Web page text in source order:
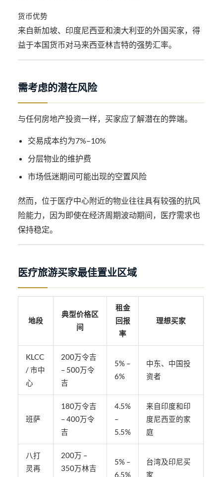
货币优势
来自新加坡、印度尼西亚和澳大利亚的外国买家，得
益于本国货币对马来西亚林吉特的强势汇率。
需考虑的潜在风险
与任何房地产投资一样，买家应了解潜在的弊端。
交易成本约为7%–10%
分层物业的维护费
市场低迷期间可能出现的空置风险
然而，位于医疗中心附近的物业往往具有较强的抗风
险能力，因为即使在经济周期波动期间，医疗需求也
保持稳定。
医疗旅游买家最佳置业区域
地段
典型价格区
间
租金
回报
率
理想买家
KLCC
/ 市中
心
200万令吉
– 500万令
吉
5% –
6%
中东、中国投
资者
班萨
180万令吉
– 400万令
吉
4.5%
–
5.5%
来自印度和印
度尼西亚的家
庭
八打
灵再
200万 –
350万林吉
5% –
6.5%
台湾及印尼买
家